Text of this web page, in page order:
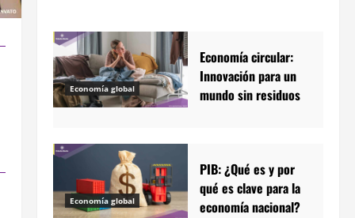
Economía global
Economía circular:
Innovación para un
mundo sin residuos
Economía global
PIB: ¿Qué es y por
qué es clave para la
economía nacional?